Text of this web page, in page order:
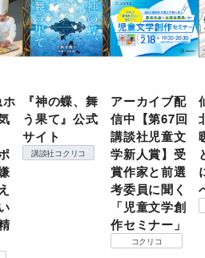
ホ
『神の蝶、舞
う果て』公式
サイト
講談社コクリコ
アーカイブ配
信中【第67回
講談社児童文
学新人賞】受
賞作家と前選
考委員に聞く
「児童文学創
作セミナー」
コクリコ